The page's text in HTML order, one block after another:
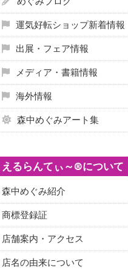
運気好転ショップ新着情報
出展・フェア情報
メディア・書籍情報
海外情報
森中めぐみアート集
えるらんてぃ～®について
森中めぐみ紹介
商標登録証
店舗案内・アクセス
店名の由来について